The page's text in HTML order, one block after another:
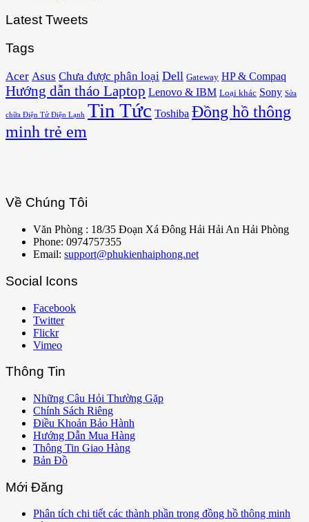
Latest Tweets
Tags
Acer Asus Chưa được phân loại Dell Gateway HP & Compaq
Hướng dẫn tháo Laptop Lenovo & IBM Loại khác Sony Sửa
chữa Điện Tử Điện Lạnh Tin Tức Toshiba Đồng hồ thông
minh trẻ em
Về Chúng Tôi
Văn Phòng : 18/35 Đoạn Xá Đông Hải Hải An Hải Phòng
Phone: 0974757355
Email: support@phukienhaiphong.net
Social Icons
Facebook
Twitter
Flickr
Vimeo
Thông Tin
Những Câu Hỏi Thường Gặp
Chính Sách Riêng
Điều Khoản Bảo Hành
Hướng Dẫn Mua Hàng
Thông Tin Giao Hàng
Bản Đồ
Mới Đăng
Phân tích chi tiết các thành phần trong đồng hồ thông minh